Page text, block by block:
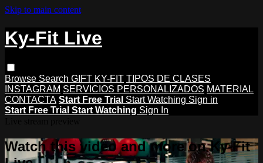
Skip to main content
Ky-Fit Live
Browse Search GIFT KY-FIT TIPOS DE CLASES
INSTAGRAM SERVICIOS PERSONALIZADOS MATERIAL
CONTACTA Start Free Trial Start Watching Sign in
Start Free Trial Start Watching Sign In
Watch this video and more on Ky-Fit